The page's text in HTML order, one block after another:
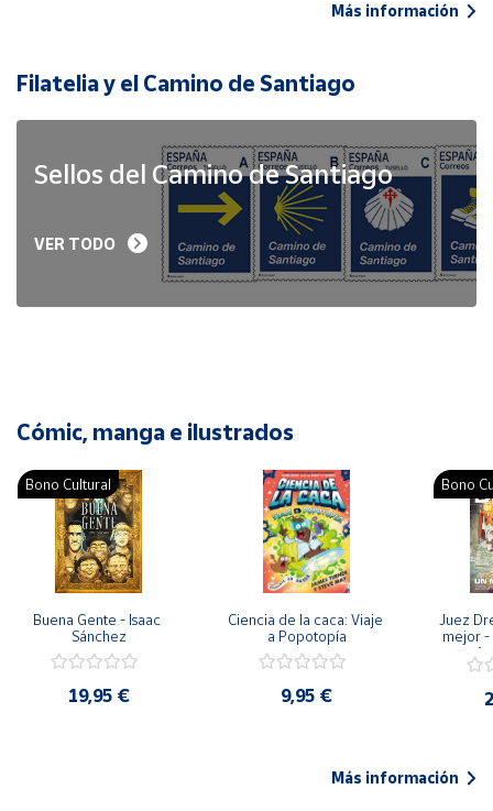
Más información
Filatelia y el Camino de Santiago
Sellos del Camino de Santiago
VER TODO
Cómic, manga e ilustrados
Bono Cultural
Buena Gente - Isaac
Sánchez
19,95 €
Ciencia de la caca: Viaje
a Popotopía
9,95 €
Bono
Juez
mejor -
Más información